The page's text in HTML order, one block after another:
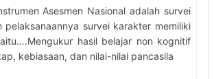
Asesmen Nasional adalah survei
pelaksanaannya survei karakter memiliki
hasil belajar non kognitif
kebiasaan, dan nilai-nilai pancasila